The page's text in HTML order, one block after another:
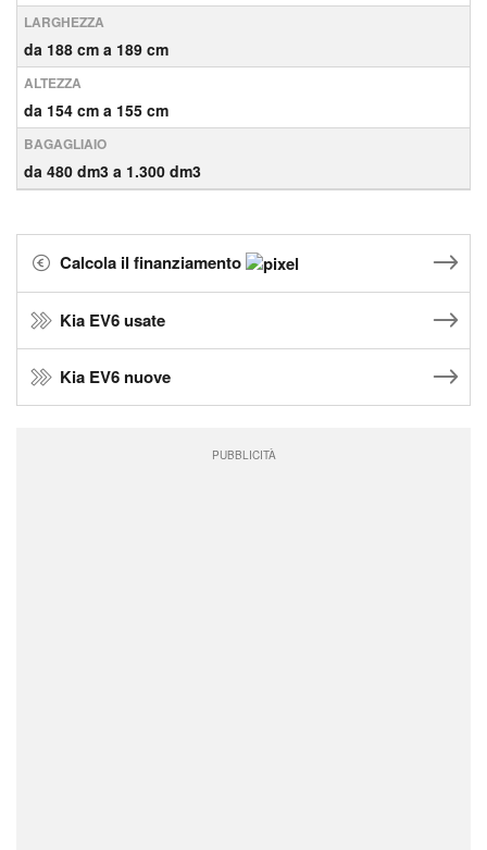
LARGHEZZA
da 188 cm a 189 cm
ALTEZZA
da 154 cm a 155 cm
BAGAGLIAIO
da 480 dm3 a 1.300 dm3
Calcola il finanziamento
Kia EV6 usate
Kia EV6 nuove
PUBBLICITÀ